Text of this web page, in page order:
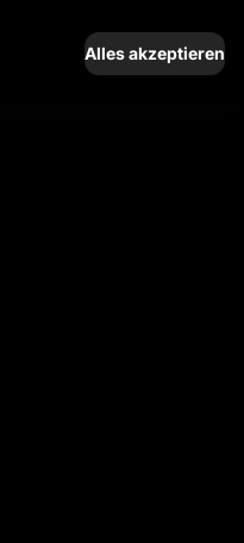
Alles akzeptieren